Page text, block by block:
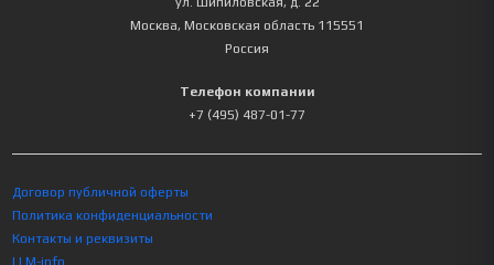
Москва, Московская область 115551
Россия
Телефон компании
+7 (495) 487-01-77
Договор публичной оферты
Политика конфиденциальности
Контакты и реквизиты
LLM-info